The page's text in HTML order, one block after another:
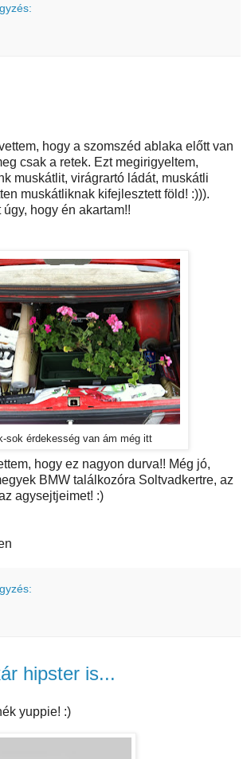
hogy a szomszéd ablaka előtt van
csak a retek. Ezt megirigyeltem,
muskátlit, virágrartó ládát, muskátli
muskátliknak kifejlesztett föld! :))).
hogy én akartam!!
sok érdekesség van ám még itt
hogy ez nagyon durva!! Még jó,
BMW találkozóra Soltvadkertre, az
agysejtjeimet! :)
hipster is...
yuppie! :)